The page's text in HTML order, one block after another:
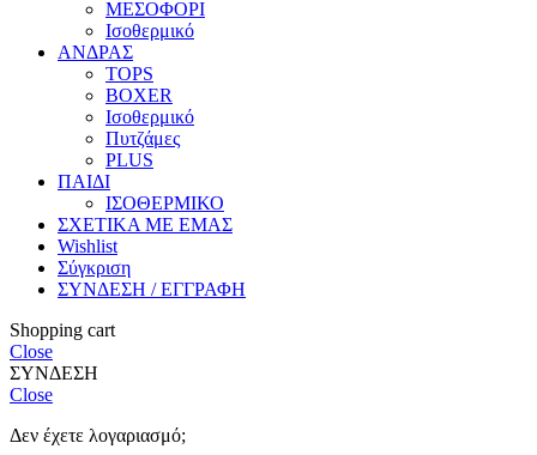
ΜΕΣΟΦΟΡΙ
Ισοθερμικό
ΑΝΔΡΑΣ
TOPS
BOXER
Ισοθερμικό
Πυτζάμες
PLUS
ΠΑΙΔΙ
ΙΣΟΘΕΡΜΙΚΟ
ΣΧΕΤΙΚΑ ΜΕ ΕΜΑΣ
Wishlist
Σύγκριση
ΣΥΝΔΕΣΗ / ΕΓΓΡΑΦΗ
Shopping cart
Close
ΣΥΝΔΕΣΗ
Close
Δεν έχετε λογαριασμό;